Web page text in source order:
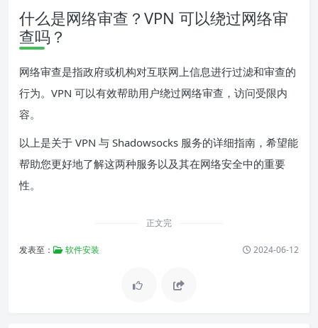
什么是网络审查？VPN 可以绕过网络审
查吗？
网络审查是指政府或机构对互联网上信息进行过滤和审查的
行为。VPN 可以有效帮助用户绕过网络审查，访问受限内
容。
以上是关于 VPN 与 Shadowsocks 服务的详细指南，希望能
帮助您更好地了解这两种服务以及其在网络安全中的重要
性。
正文完
发表至： 软件安装 2024-06-12